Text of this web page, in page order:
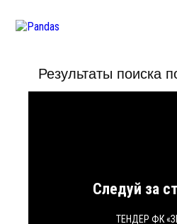
О
Результаты поиска
Следуй за
ТЕНДЕР ФК